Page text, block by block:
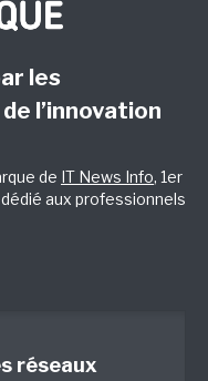
les
l’innovation
de IT News Info, 1er
aux professionnels
réseaux